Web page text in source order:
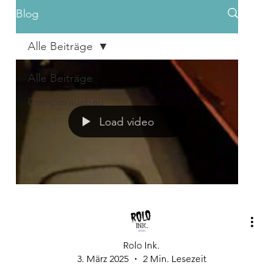
Blog
Alle Beiträge
Camperausbau
Alle Beiträge
Load video
Rolo Ink.
3. März 2025
2 Min. Lesezeit